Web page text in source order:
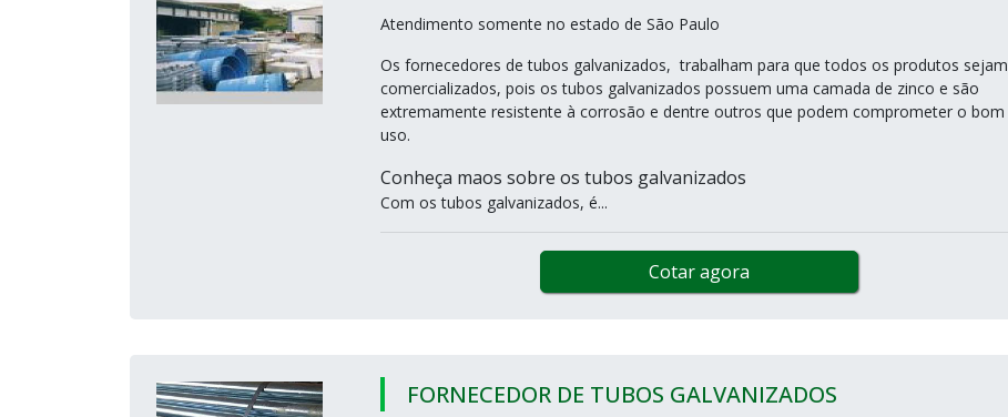
Atendimento somente no estado de São Paulo
Os fornecedores de tubos galvanizados, trabalham para que todos os produtos sejam
comercializados, pois os tubos galvanizados possuem uma camada de zinco e são
extremamente resistente à corrosão e dentre outros que podem comprometer o bom
uso.
Conheça maos sobre os tubos galvanizados
Com os tubos galvanizados, é...
Cotar agora
FORNECEDOR DE TUBOS GALVANIZADOS